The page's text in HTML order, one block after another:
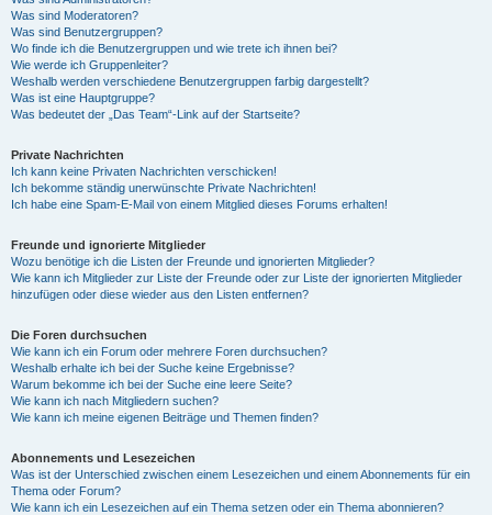
Was sind Moderatoren?
Was sind Benutzergruppen?
Wo finde ich die Benutzergruppen und wie trete ich ihnen bei?
Wie werde ich Gruppenleiter?
Weshalb werden verschiedene Benutzergruppen farbig dargestellt?
Was ist eine Hauptgruppe?
Was bedeutet der „Das Team“-Link auf der Startseite?
Private Nachrichten
Ich kann keine Privaten Nachrichten verschicken!
Ich bekomme ständig unerwünschte Private Nachrichten!
Ich habe eine Spam-E-Mail von einem Mitglied dieses Forums erhalten!
Freunde und ignorierte Mitglieder
Wozu benötige ich die Listen der Freunde und ignorierten Mitglieder?
Wie kann ich Mitglieder zur Liste der Freunde oder zur Liste der ignorierten Mitglieder
hinzufügen oder diese wieder aus den Listen entfernen?
Die Foren durchsuchen
Wie kann ich ein Forum oder mehrere Foren durchsuchen?
Weshalb erhalte ich bei der Suche keine Ergebnisse?
Warum bekomme ich bei der Suche eine leere Seite?
Wie kann ich nach Mitgliedern suchen?
Wie kann ich meine eigenen Beiträge und Themen finden?
Abonnements und Lesezeichen
Was ist der Unterschied zwischen einem Lesezeichen und einem Abonnements für ein
Thema oder Forum?
Wie kann ich ein Lesezeichen auf ein Thema setzen oder ein Thema abonnieren?